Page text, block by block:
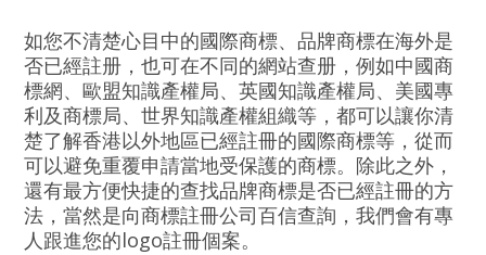
如您不清楚心目中的國際商標、品牌商標在海外是
否已經註册，也可在不同的網站查册，例如中國商
標網、歐盟知識產權局、英國知識產權局、美國專
利及商標局、世界知識產權組織等，都可以讓你清
楚了解香港以外地區已經註冊的國際商標等，從而
可以避免重覆申請當地受保護的商標。除此之外，
還有最方便快捷的查找品牌商標是否已經註冊的方
法，當然是向商標註冊公司百信查詢，我們會有專
人跟進您的logo註冊個案。